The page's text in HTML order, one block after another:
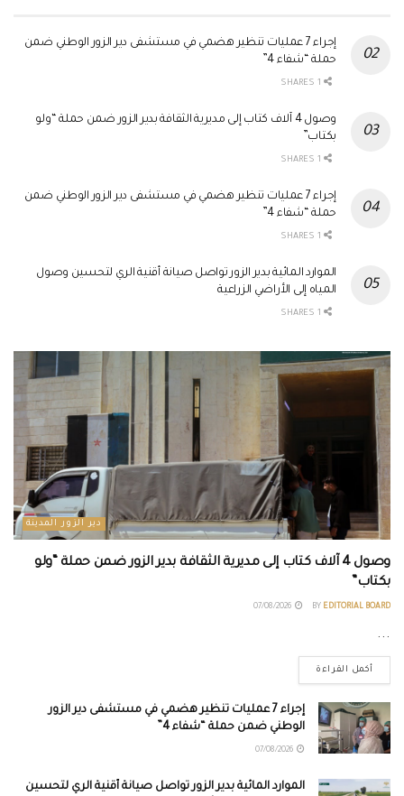
إجراء 7 عمليات تنظير هضمي في مستشفى دير الزور الوطني ضمن
حملة “شفاء 4”
وصول 4 آلاف كتاب إلى مديرية الثقافة بدير الزور ضمن حملة “ولو
بكتاب”
إجراء 7 عمليات تنظير هضمي في مستشفى دير الزور الوطني ضمن
حملة “شفاء 4”
الموارد المائية بدير الزور تواصل صيانة أقنية الري لتحسين وصول
المياه إلى الأراضي الزراعية
دير الزور المدينة
وصول 4 آلاف كتاب إلى مديرية الثقافة بدير الزور ضمن حملة “ولو
بكتاب”
BY EDITORIAL BOARD
...
أكمل القراءة
إجراء 7 عمليات تنظير هضمي في مستشفى دير الزور
الوطني ضمن حملة “شفاء 4”
الموارد المائية بدير الزور تواصل صيانة أقنية الري لتحسين